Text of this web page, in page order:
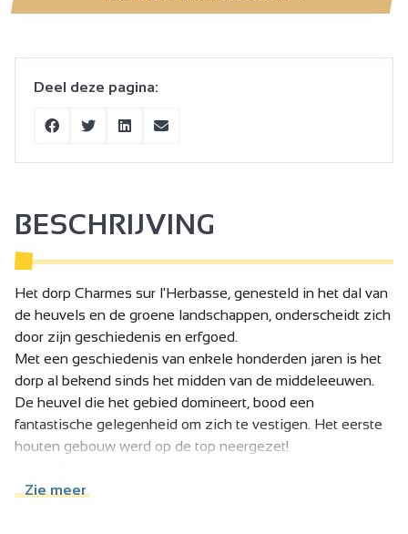
Deel deze pagina:
BESCHRIJVING
Het dorp Charmes sur l'Herbasse, genesteld in het dal van
de heuvels en de groene landschappen, onderscheidt zich
door zijn geschiedenis en erfgoed.
Met een geschiedenis van enkele honderden jaren is het
dorp al bekend sinds het midden van de middeleeuwen.
De heuvel die het gebied domineert, bood een
fantastische gelegenheid om zich te vestigen. Het eerste
houten gebouw werd op de top neergezet!
gebouwd. De beroemdste eigenaar was de grootvader van
Zie meer